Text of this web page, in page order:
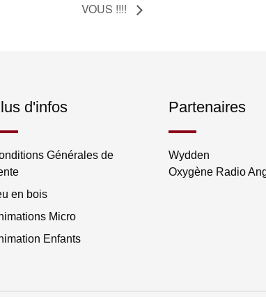
VOUS !!!!
d'infos
Générales de
en bois
Micro
Enfants
Partenaires
Wydden
Oxygène Radio